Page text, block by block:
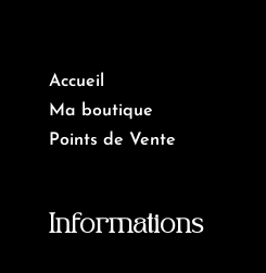
Accueil
Ma boutique
Points de Vente
Informations